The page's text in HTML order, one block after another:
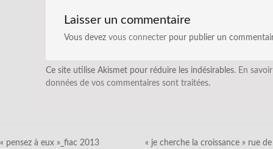
Laisser un commentaire
Vous devez vous connecter pour publier un
Ce site utilise Akismet pour réduire les indésirables. En
données de vos commentaires sont traitées.
« pensez à eux »_fiac 2013
« je cherche la croissance » rue de